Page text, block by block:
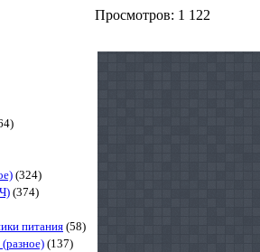
Просмотров: 1 122
(324)
(374)
питания (58)
(137)